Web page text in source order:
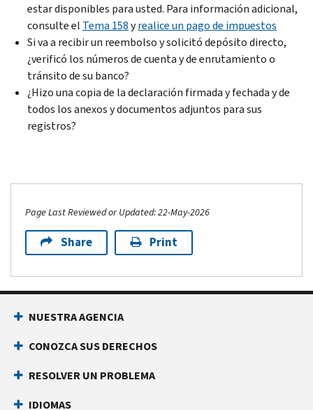
estar disponibles para usted. Para información adicional,
consulte el Tema 158yrealice un pago de impuestos
Si va a recibir un reembolso y solicitó depósito directo,
¿verificó los números de cuenta y de enrutamiento o
tránsito de su banco?
¿Hizo una copia de la declaración firmada y fechada y de
todos los anexos y documentos adjuntos para sus
registros?
Page Last Reviewed or Updated: 22-May-2026
Share Print
NUESTRA AGENCIA
CONOZCA SUS DERECHOS
RESOLVER UN PROBLEMA
IDIOMAS